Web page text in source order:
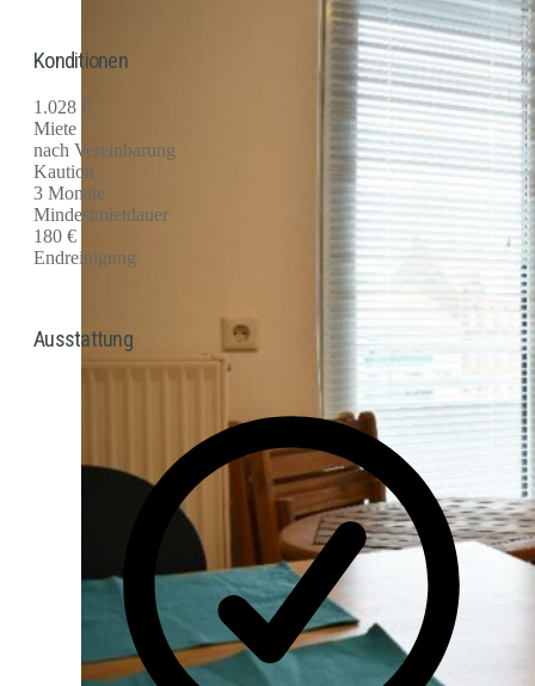
Konditionen
1.028 €
Miete
nach Vereinbarung
Kaution
3 Monate
Mindestmietdauer
180 €
Endreinigung
Ausstattung